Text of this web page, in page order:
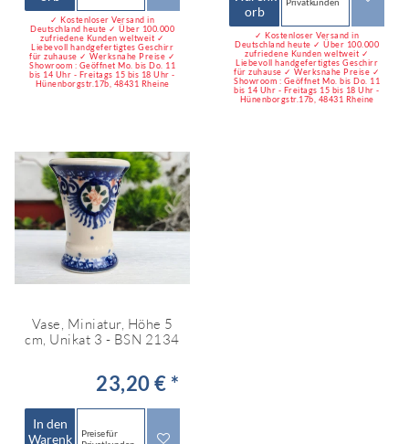
✓ Kostenloser Versand in
Deutschland heute ✓ Über 100.000
zufriedene Kunden weltweit ✓
Liebevoll handgefertigtes Geschirr
für zuhause ✓ Werksnahe Preise ✓
Showroom : Geöffnet Mo. bis Do. 11
bis 14 Uhr - Freitags 15 bis 18 Uhr -
Hünenborgstr.17b, 48431 Rheine
orb
✓ Kostenloser Versand in
Deutschland heute ✓ Über 100.000
zufriedene Kunden weltweit ✓
Liebevoll handgefertigtes Geschirr
für zuhause ✓ Werksnahe Preise ✓
Showroom : Geöffnet Mo. bis Do. 11
bis 14 Uhr - Freitags 15 bis 18 Uhr -
Hünenborgstr.17b, 48431 Rheine
Vase, Miniatur, Höhe 5
cm, Unikat 3 - BSN 2134
23,20 € *
In den
Warenk
Preise für